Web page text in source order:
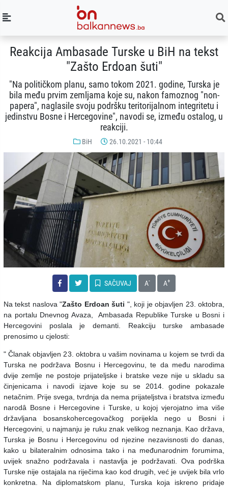
Reakcija Ambasade Turske u BiH na tekst
"Zašto Erdoan šuti"
"Na političkom planu, samo tokom 2021. godine, Turska je
bila među prvim zemljama koje su, nakon famoznog "non-
papera", naglasile svoju podršku teritorijalnom integritetu i
jedinstvu Bosne i Hercegovine", navodi se, između ostalog, u
reakciji.
BiH 26.10.2021 - 10:44
SAČUVAJ A- A+
Na tekst naslova "Zašto Erdoan šuti ", koji je objavljen 23. oktobra,
na portalu Dnevnog Avaza, Ambasada Republike Turske u Bosni i
Hercegovini poslala je demanti. Reakciju turske ambasade
prenosimo u cjelosti:
" Članak objavljen 23. oktobra u vašim novinama u kojem se tvrdi da
Turska ne podržava Bosnu i Hercegovinu, te da među narodima
dvije zemlje ne postoje prijateljske i bratske veze nije u skladu sa
činjenicama i navodi izjave koje su se 2014. godine pokazale
netačnim. Prije svega, tvrdnja da nema prijateljstva i bratstva između
narodâ Bosne i Hercegovine i Turske, u kojoj vjerojatno ima više
državljana bosanskohercegovačkog porijekla nego u Bosni i
Hercegovini, u najmanju je ruku znak velikog neznanja. Kao država,
Turska je Bosnu i Hercegovinu od njezine nezavisnosti do danas,
kako u bilateralnim odnosima tako i na međunarodnim forumima,
uvijek snažno podržavala i nastavlja je podržavati. Ova podrška
Turske nije ostajala na riječima kao kod drugih, već je uvijek bila vrlo
konkretna. Na diplomatskom planu, Turska koja iskreno pridaje